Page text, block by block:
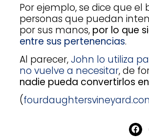
Por ejemplo, se dice que
personas que puedan
por sus manos, por lo que
entre sus pertenencias.
Al parecer,John lo utiliza
no vuelve a necesitar, de
nadie pueda convertirlos
(